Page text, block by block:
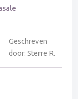
Geschreven
door: Sterre R.